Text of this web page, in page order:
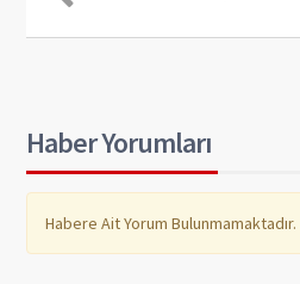
Haber Yorumları
Habere Ait Yorum Bulunmamaktadır.